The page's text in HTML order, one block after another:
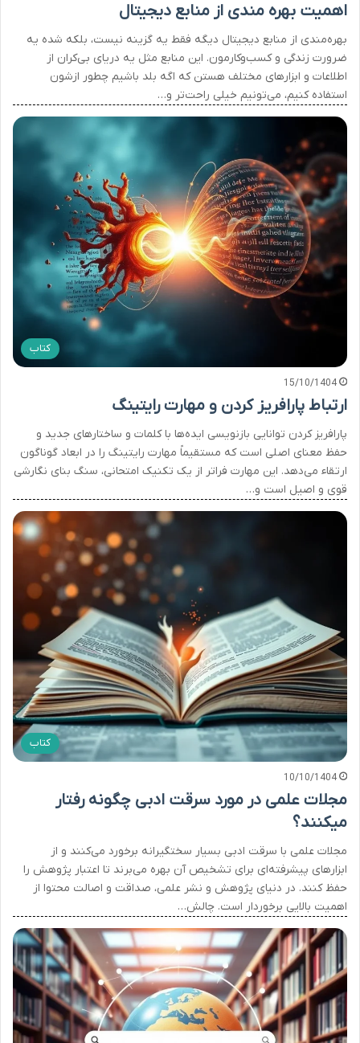
اهمیت بهره مندی از منابع دیجیتال
بهره‌مندی از منابع دیجیتال دیگه فقط یه گزینه نیست، بلکه شده یه
ضرورت زندگی و کسب‌وکارمون. این منابع مثل یه دریای بی‌کران از
اطلاعات و ابزارهای مختلف هستن که اگه بلد باشیم چطور ازشون
استفاده کنیم، می‌تونیم خیلی راحت‌تر و…
کتاب
15/10/1404
ارتباط پارافریز کردن و مهارت رایتینگ
پارافریز کردن توانایی بازنویسی ایده‌ها با کلمات و ساختارهای جدید و
حفظ معنای اصلی است که مستقیماً مهارت رایتینگ را در ابعاد گوناگون
ارتقاء می‌دهد. این مهارت فراتر از یک تکنیک امتحانی، سنگ بنای نگارشی
قوی و اصیل است و…
کتاب
10/10/1404
مجلات علمی در مورد سرقت ادبی چگونه رفتار
میکنند؟
مجلات علمی با سرقت ادبی بسیار سختگیرانه برخورد می‌کنند و از
ابزارهای پیشرفته‌ای برای تشخیص آن بهره می‌برند تا اعتبار پژوهش را
حفظ کنند. در دنیای پژوهش و نشر علمی، صداقت و اصالت محتوا از
اهمیت بالایی برخوردار است. چالش…